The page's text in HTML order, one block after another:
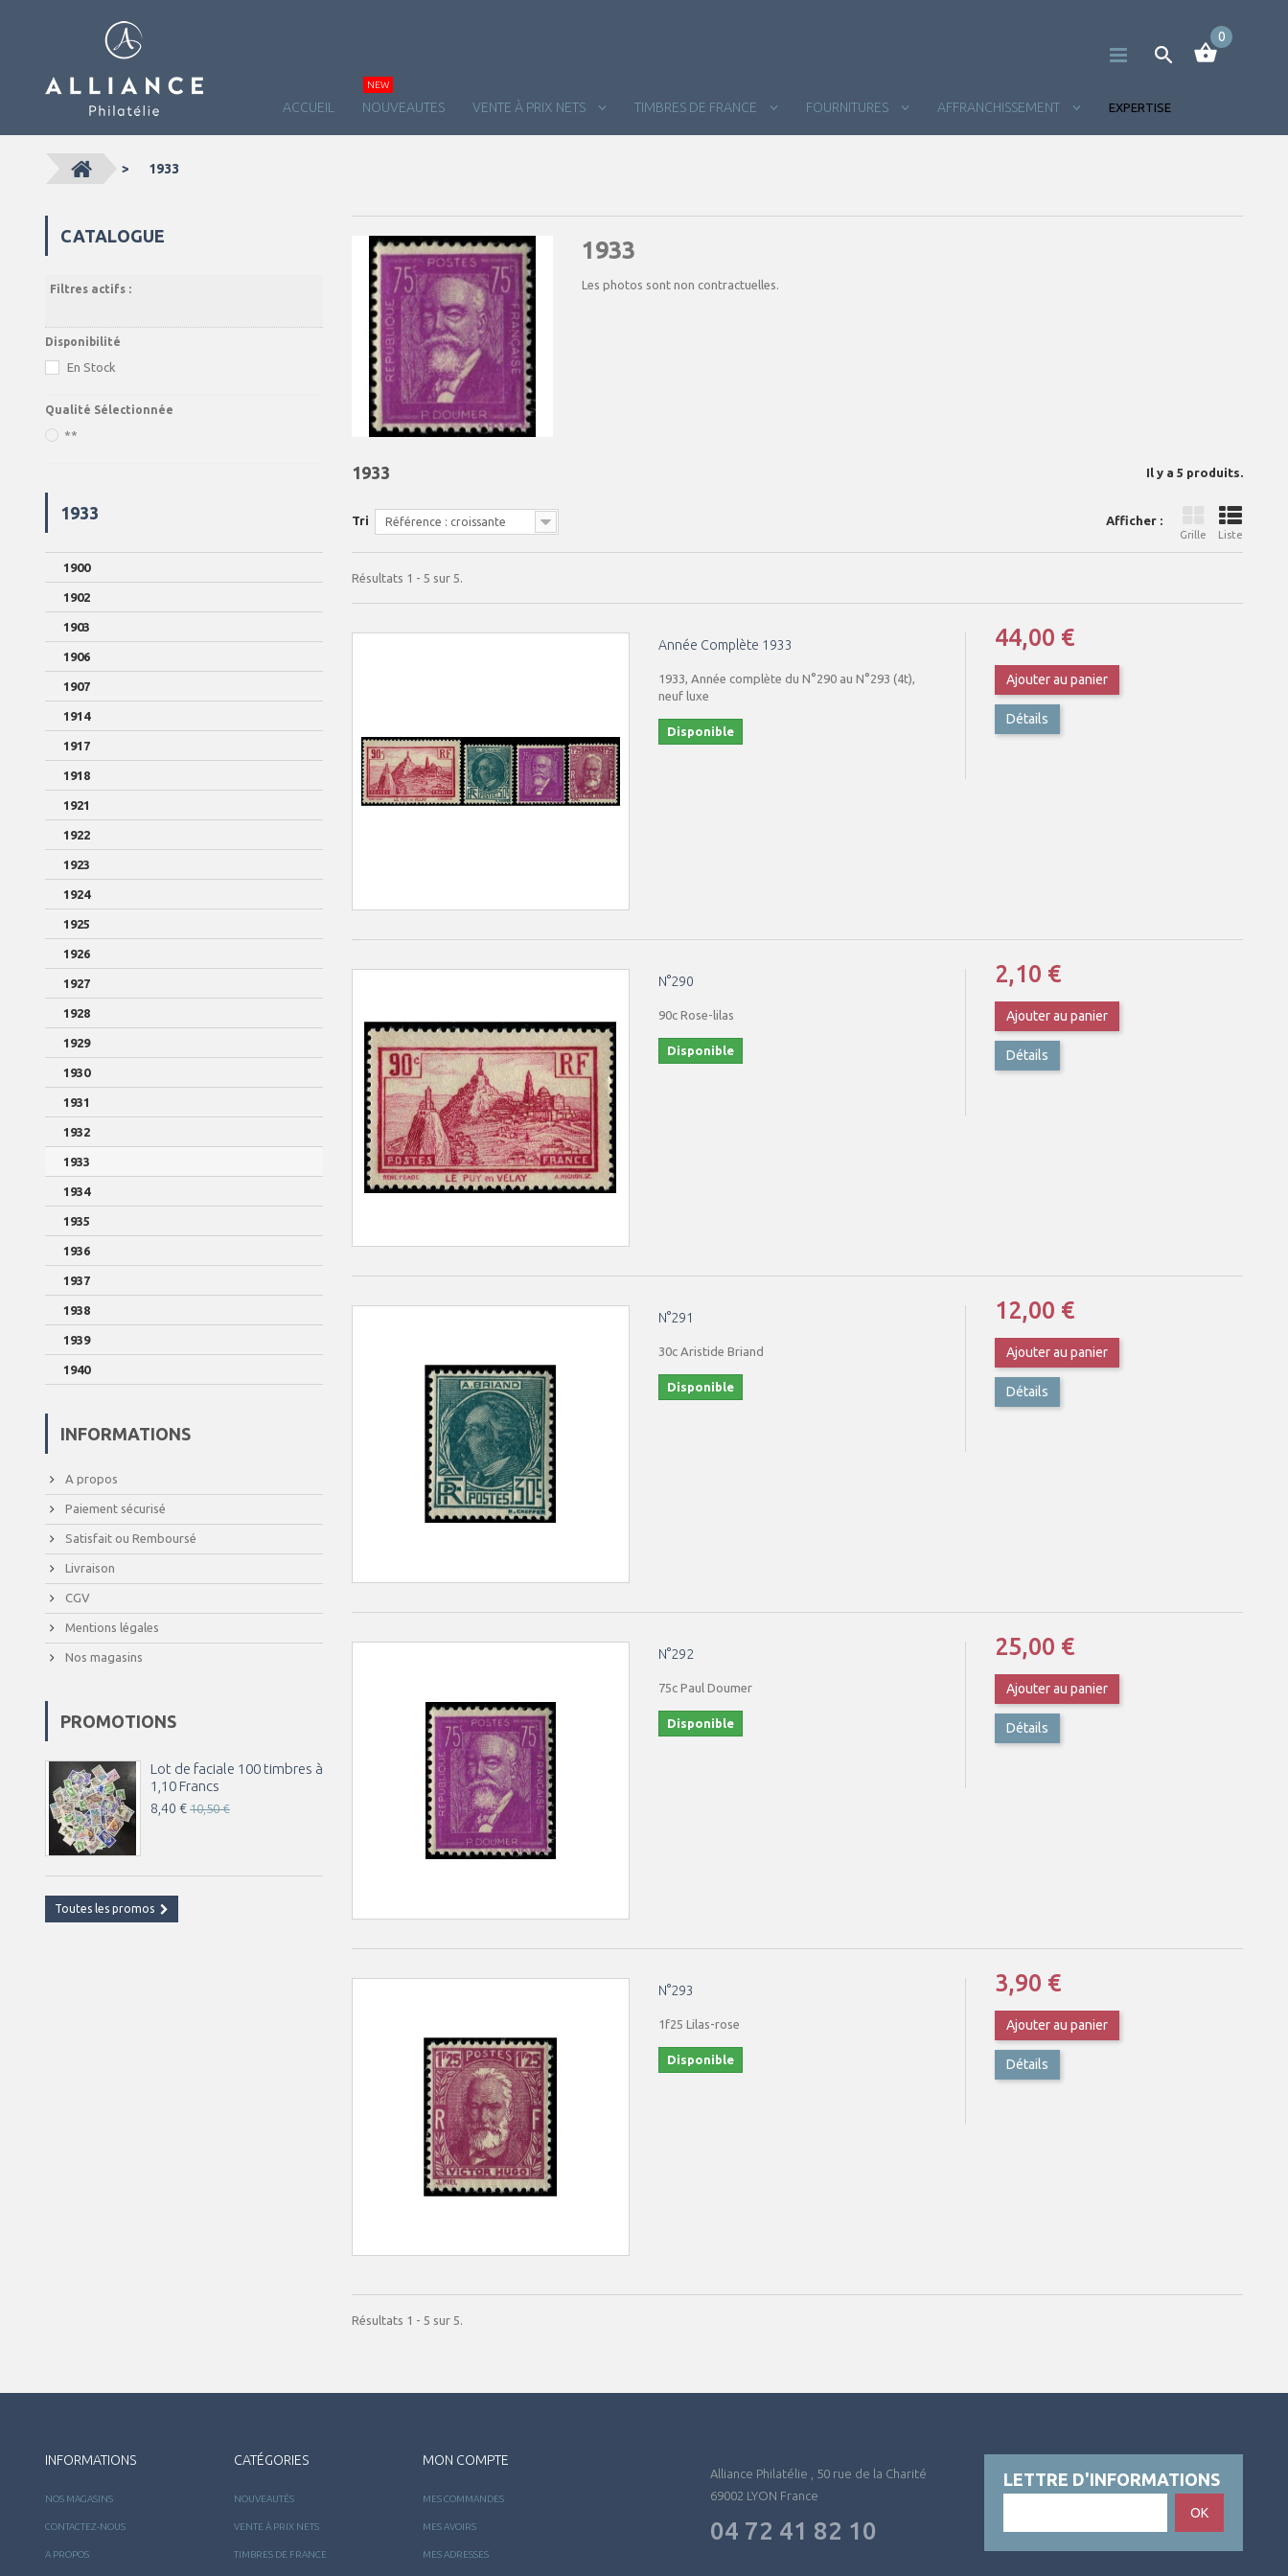
0
ACCUEIL NOUVEAUTES
NEW
VENTE À PRIX NETS TIMBRES DE FRANCE FOURNITURES AFFRANCHISSEMENT EXPERTISE
> 1933
1933
Les photos sont non contractuelles.
1933 Il y a 5 produits.
Afficher :
Grille Liste
Tri Référence : croissante
Résultats 1 - 5 sur 5.
Année Complète 1933
1933, Année complète du N°290 au N°293 (4t),
neuf luxe
Disponible
44,00 €
Ajouter au panier
Détails
N°290
90c Rose-lilas
Disponible
2,10 €
Ajouter au panier
Détails
N°291
30c Aristide Briand
Disponible
12,00 €
Ajouter au panier
Détails
N°292
75c Paul Doumer
Disponible
25,00 €
Ajouter au panier
Détails
N°293
1f25 Lilas-rose
Disponible
3,90 €
Ajouter au panier
Détails
Résultats 1 - 5 sur 5.
CATALOGUE
Filtres actifs :
Disponibilité
En Stock
Qualité Sélectionnée
**
1933
1900
1902
1903
1906
1907
1914
1917
1918
1921
1922
1923
1924
1925
1926
1927
1928
1929
1930
1931
1932
1933
1934
1935
1936
1937
1938
1939
1940
INFORMATIONS
A propos
Paiement sécurisé
Satisfait ou Remboursé
Livraison
CGV
Mentions légales
Nos magasins
PROMOTIONS
Lot de faciale 100 timbres à
1,10 Francs
8,40 € 10,50 €
Toutes les promos
INFORMATIONS
NOS MAGASINS
CONTACTEZ-NOUS
A PROPOS
CATÉGORIES
NOUVEAUTÉS
VENTE À PRIX NETS
TIMBRES DE FRANCE
MON COMPTE
MES COMMANDES
MES AVOIRS
MES ADRESSES
LETTRE D'INFORMATIONS
OK
Alliance Philatélie , 50 rue de la Charité
69002 LYON France
04 72 41 82 10